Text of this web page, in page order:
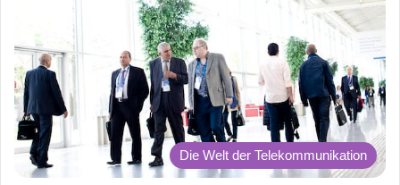
Die Welt der Telekommunikation